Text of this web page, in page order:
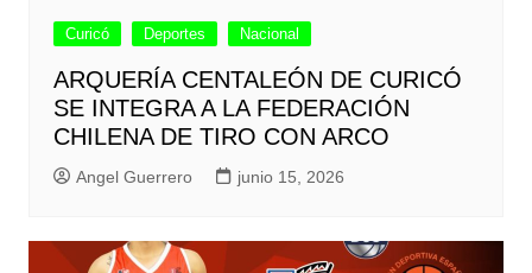
Curicó Deportes Nacional
ARQUERÍA CENTALEÓN DE CURICÓ
SE INTEGRA A LA FEDERACIÓN
CHILENA DE TIRO CON ARCO
Angel Guerrero junio 15, 2026